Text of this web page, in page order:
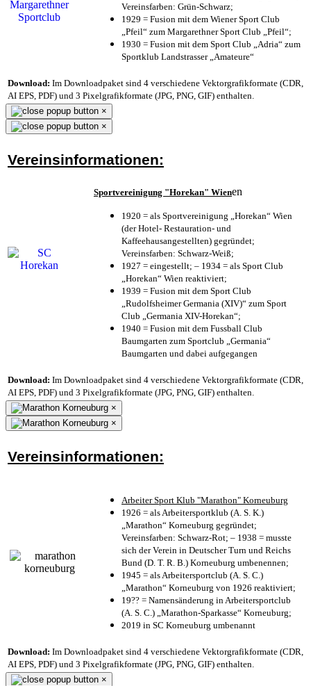
Vereinsfarben: Grün-Schwarz;
1929 = Fusion mit dem Wiener Sport Club
„Pfeil“ zum Margarethner Sport Club „Pfeil“;
1930 = Fusion mit dem Sport Club „Adria“ zum
Sportklub Landstrasser „Amateure“
Download: Im Downloadpaket sind 4 verschiedene Vektorgrafikformate (CDR,
AI EPS, PDF) und 3 Pixelgrafikformate (JPG, PNG, GIF) enthalten.
×
×
Vereinsinformationen:
Sportvereinigung "Horekan" Wienen
1920 = als Sportvereinigung „Horekan“ Wien
(der Hotel- Restauration- und
Kaffeehausangestellten) gegründet;
Vereinsfarben: Schwarz-Weiß;
1927 = eingestellt; – 1934 = als Sport Club
„Horekan“ Wien reaktiviert;
1939 = Fusion mit dem Sport Club
„Rudolfsheimer Germania (XIV)“ zum Sport
Club „Germania XIV-Horekan“;
1940 = Fusion mit dem Fussball Club
Baumgarten zum Sportclub „Germania“
Baumgarten und dabei aufgegangen
Download: Im Downloadpaket sind 4 verschiedene Vektorgrafikformate (CDR,
AI EPS, PDF) und 3 Pixelgrafikformate (JPG, PNG, GIF) enthalten.
×
×
Vereinsinformationen:
Arbeiter Sport Klub "Marathon" Korneuburg
1926 = als Arbeitersportklub (A. S. K.)
„Marathon“ Korneuburg gegründet;
Vereinsfarben: Schwarz-Rot; – 1938 = musste
sich der Verein in Deutscher Turn und Reichs
Bund (D. T. R. B.) Korneuburg umbenennen;
1945 = als Arbeitersportclub (A. S. C.)
„Marathon“ Korneuburg von 1926 reaktiviert;
19?? = Namensänderung in Arbeitersportclub
(A. S. C.) „Marathon-Sparkasse“ Korneuburg;
2019 in SC Korneuburg umbenannt
Download: Im Downloadpaket sind 4 verschiedene Vektorgrafikformate (CDR,
AI EPS, PDF) und 3 Pixelgrafikformate (JPG, PNG, GIF) enthalten.
×